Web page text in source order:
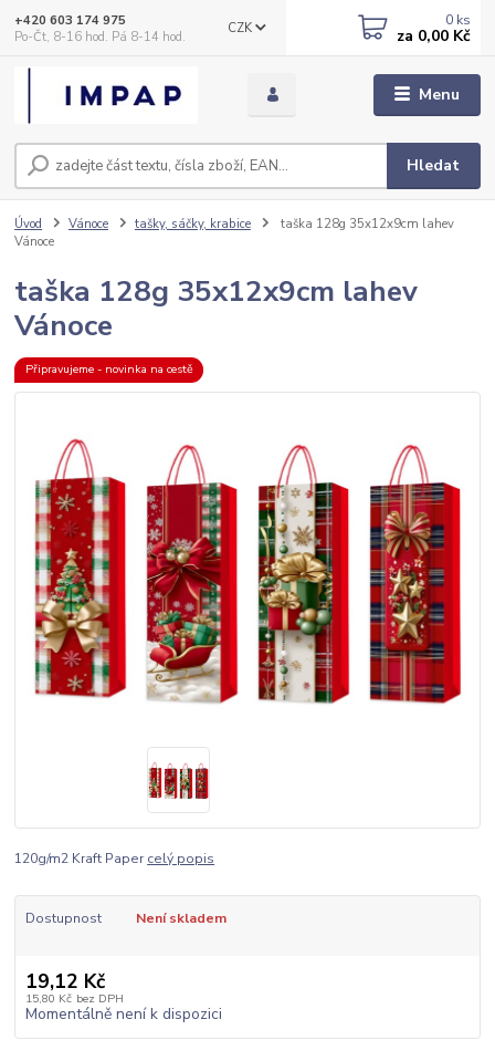
Menu
CZK
Hledat
+420 603 174 975
Po-Čt, 8-16 hod. Pá 8-14 hod.
0 ks
za 0,00 Kč
Úvod Vánoce tašky, sáčky, krabice
taška 128g 35x12x9cm lahev
Vánoce
taška 128g 35x12x9cm lahev
Vánoce
Připravujeme - novinka na cestě
120g/m2 Kraft Papercelý popis
Dostupnost Není skladem
19,12 Kč
15,80 Kč bez DPH
Momentálně není k dispozici